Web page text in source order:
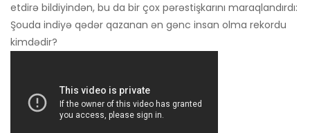
etdirə bildiyindən, bu da bir çox pərəstişkarını maraqlandırdı:
Şouda indiyə qədər qazanan ən gənc insan olma rekordu
kimdədir?